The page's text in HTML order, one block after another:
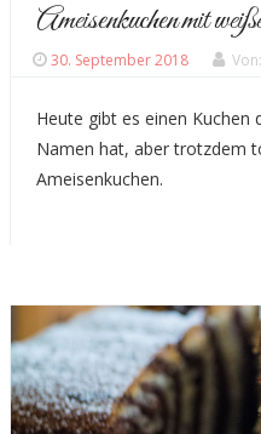
Ameisenkuchen mit
30. September 2018 Von:
Heute gibt es einen Kuchen
Namen hat, aber trotzdem
Ameisenkuchen.